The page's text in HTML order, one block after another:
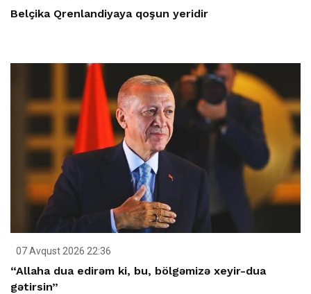
Belçika Qrenlandiyaya qoşun yeridir
07 Avqust 2026 22:36
“Allaha dua edirəm ki, bu, bölgəmizə xeyir-dua
gətirsin”